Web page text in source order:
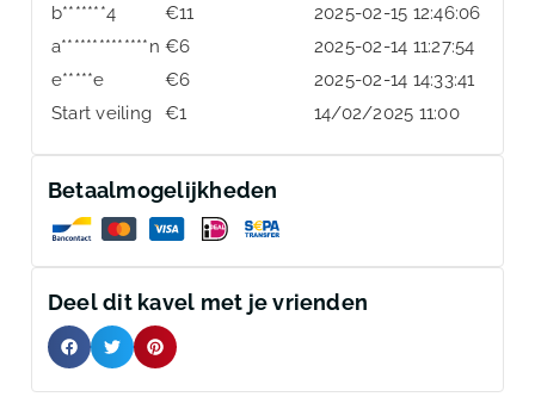
b*******4
€11
2025-02-15 12:46:06
a**************n €6
2025-02-14 11:27:54
e*****e
€6
2025-02-14 14:33:41
Start veiling
€1 14/02/2025 11:00
Betaalmogelijkheden
Deel dit kavel met je vrienden